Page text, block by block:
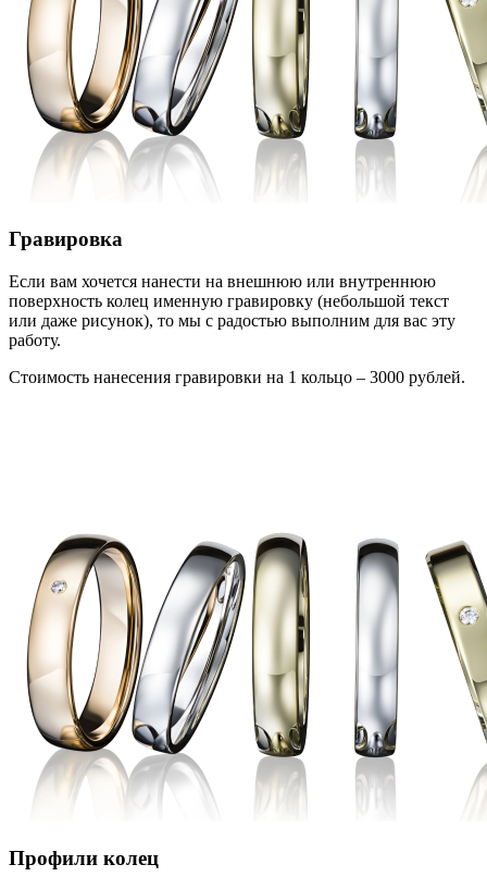
Гравировка
Если вам хочется нанести на внешнюю или внутреннюю
поверхность колец именную гравировку (небольшой текст
или даже рисунок), то мы с радостью выполним для вас эту
работу.
Стоимость нанесения гравировки на 1 кольцо – 3000 рублей.
Профили колец